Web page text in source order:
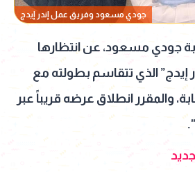
جودي مسعود وفريق عمل إندر إيدج
جودي مسعود، عن انتظارها
الذي تتقاسم بطولته مع
والمقرر انطلاق عرضه قريباً عبر